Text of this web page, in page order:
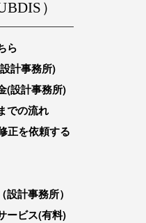
）
ら
計事務所)
(設計事務所)
での流れ
正を依頼する
設計事務所）
ービス(有料)